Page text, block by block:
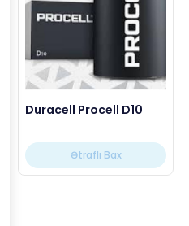
Duracell Procell D10
Ətraflı Bax